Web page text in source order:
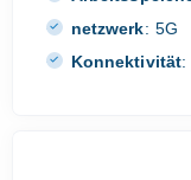
netzwerk: 5G
Konnektivität: